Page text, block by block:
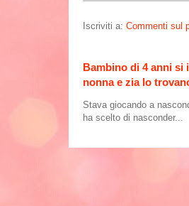
Iscriviti a: Commenti sul
Bambino di 4 anni si
nonna e zia lo
Stava giocando a
ha scelto di nasconder...